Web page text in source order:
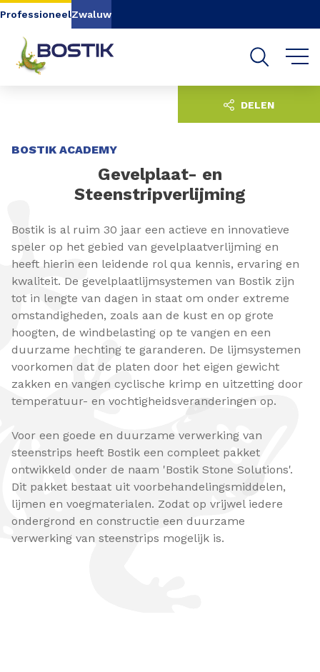
Go to content Go to navigation
ProfessioneelZwaluw
BOSTIK ACADEMY
Gevelplaat- en
Steenstripverlijming
Bostik is al ruim 30 jaar een actieve en innovatieve
speler op het gebied van gevelplaatverlijming en
heeft hierin een leidende rol qua kennis, ervaring en
kwaliteit. De gevelplaatlijmsystemen van Bostik zijn
tot in lengte van dagen in staat om onder extreme
omstandigheden, zoals aan de kust en op grote
hoogten, de windbelasting op te vangen en een
duurzame hechting te garanderen. De lijmsystemen
voorkomen dat de platen door het eigen gewicht
zakken en vangen cyclische krimp en uitzetting door
temperatuur- en vochtigheidsveranderingen op.
Voor een goede en duurzame verwerking van
steenstrips heeft Bostik een compleet pakket
ontwikkeld onder de naam 'Bostik Stone Solutions'.
Dit pakket bestaat uit voorbehandelingsmiddelen,
lijmen en voegmaterialen. Zodat op vrijwel iedere
ondergrond en constructie een duurzame
verwerking van steenstrips mogelijk is.
DELEN